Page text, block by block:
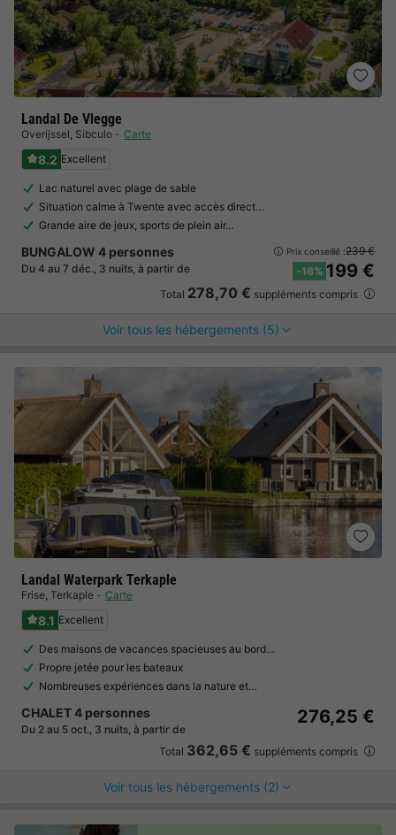
Landal De Vlegge
Overijssel, Sibculo Carte
8.2 Excellent
Lac naturel avec plage de sable
Situation calme à Twente avec accès direct…
Grande aire de jeux, sports de plein air…
BUNGALOW 4 personnes
Du 4 au 7 déc., 3 nuits, à partir de
Prix conseillé :239 €
-16% 199 €
Total 278,70 € suppléments compris
Voir tous les hébergements (5)
Landal Waterpark Terkaple
Frise, Terkaple Carte
8.1 Excellent
Des maisons de vacances spacieuses au bord…
Propre jetée pour les bateaux
Nombreuses expériences dans la nature et…
CHALET 4 personnes
Du 2 au 5 oct., 3 nuits, à partir de
276,25 €
Total 362,65 € suppléments compris
Voir tous les hébergements (2)